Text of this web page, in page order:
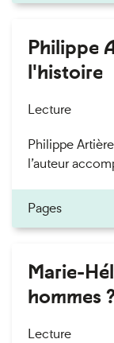
Philippe
l'histoire
Lecture
Philippe
l’auteur
Pages
Marie-
hommes
Lecture